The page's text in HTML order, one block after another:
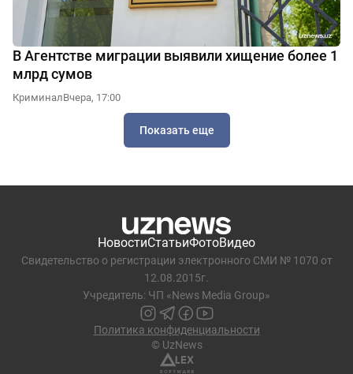
В Агентстве миграции выявили хищение более 1
млрд сумов
КриминалВчера, 17:00
Показать еще
НовостиСтатьиФотоВидео
Свидетельство о регистрации электронного СМИ № 1070 от
12.08.2015г.
Учредитель: ЧП «News Media Group»
Политика конфиденциальности
© UzNews